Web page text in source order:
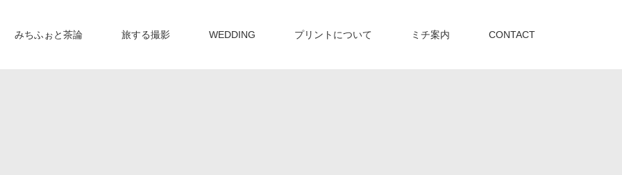
みちふぉと茶論 旅する撮影 WEDDING プリントについて ミチ案内 CONTACT